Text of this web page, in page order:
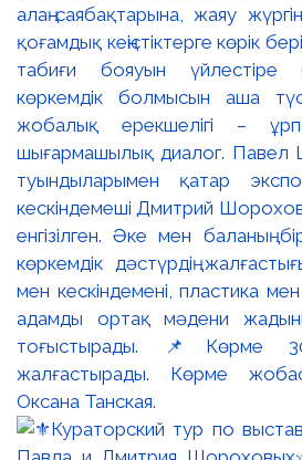
алаң-саябақтарына, жаяу
қоғамдық кеңістіктерге көрік
табиғи бояуын үйлестіре
көркемдік болмысын аша
жобалық ерекшелігі –
шығармашылық диалог. Павел
туындыларымен қатар
кескіндемеші Дмитрий
енгізілген. Әке мен баланың
көркемдік дәстүрдің
мен кескіндемені, пластика
адамды ортақ мәдени жадының
тоғыстырады. 📌Көрме
жалғастырады. Көрме
Оксана Танская.